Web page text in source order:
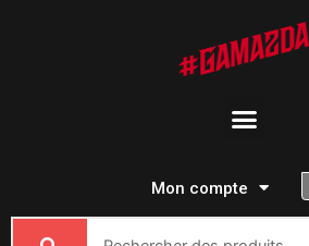
Menu
Mon compte